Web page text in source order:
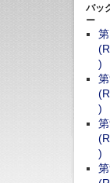
バッ
ー
)
)
)